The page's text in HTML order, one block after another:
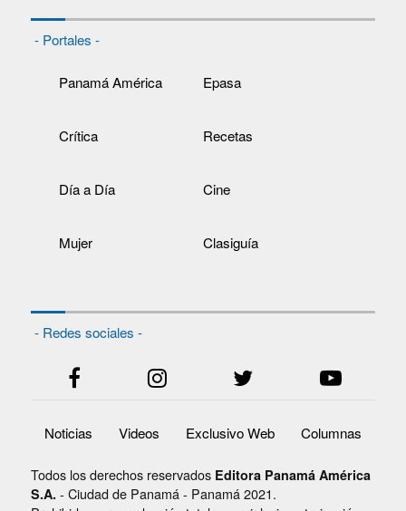
- Portales -
Panamá América Epasa
Crítica Recetas
Día a Día Cine
Mujer Clasiguía
- Redes sociales -
Noticias Videos Exclusivo Web Columnas
Todos los derechos reservados Editora Panamá América
S.A. - Ciudad de Panamá - Panamá 2021.